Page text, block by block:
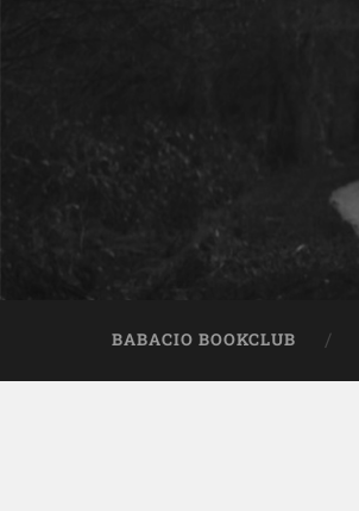
BABACIO BOOKCLUB